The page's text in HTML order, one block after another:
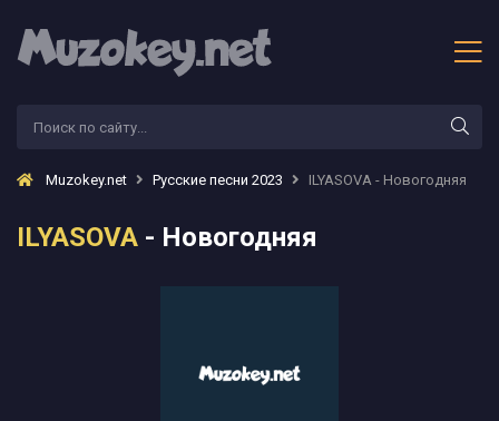
Muzokey.net Русские песни 2023 ILYASOVA - Новогодняя
ILYASOVA - Новогодняя